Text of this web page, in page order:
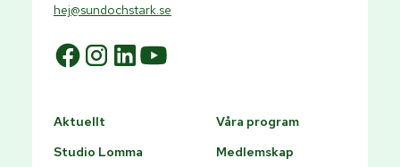
hej@sundochstark.se
Aktuellt
Våra program
Studio Lomma
Medlemskap